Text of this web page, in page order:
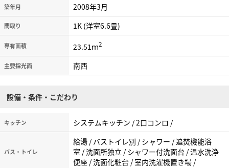
築年月 2008年3月
間取り 1K (洋室6.6畳)
専有面積 23.51ｍ2
主要採光面 南西
設備・条件・こだわり
キッチン システムキッチン / 2口コンロ /
バス・トイレ
給湯 / バストイレ別 / シャワー / 追焚機能浴
室 / 洗面所独立 / シャワー付洗面台 / 温水洗浄
便座 / 洗面化粧台 / 室内洗濯機置き場 /